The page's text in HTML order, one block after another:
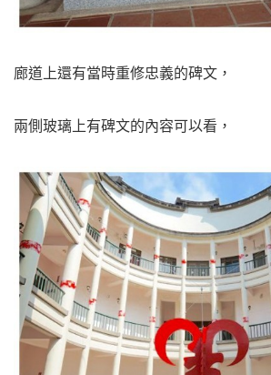
廊道上還有當時重修忠義的碑文，
兩側玻璃上有碑文的內容可以看，